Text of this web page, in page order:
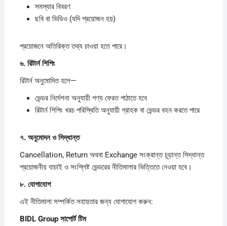
সমস্যার বিবরণ
ছবি বা ভিডিও (যদি প্রয়োজন হয়)
প্রয়োজনে অতিরিক্ত তথ্য চাওয়া হতে পারে।
৬. রিটার্নশিপিং
রিটার্ন অনুমোদিত হলে—
ভেন্ডর নির্দেশনা অনুযায়ী পণ্য ফেরত পাঠাতে হবে
রিটার্ন শিপিং খরচ পরিস্থিতি অনুযায়ী গ্রাহক বা ভেন্ডর বহন করতে পারে
৭. অনুমোদনওসিদ্ধান্ত
Cancellation, Return অথবা Exchange সংক্রান্ত চূড়ান্ত সিদ্ধান্ত
প্রয়োজনীয় যাচাই ও সংশ্লিষ্ট ভেন্ডরের নীতিমালার ভিত্তিতে নেওয়া হবে।
৮. যোগাযোগ
এই নীতিমালা সম্পর্কিত সহায়তার জন্য যোগাযোগ করুন:
BIDL Group সাপোর্টটিম